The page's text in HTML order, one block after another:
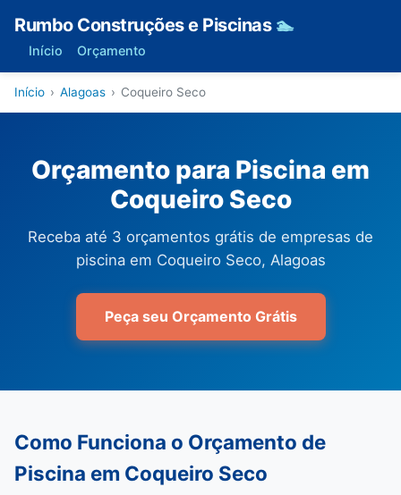
Rumbo Construções e Piscinas 🏊
Início Orçamento
Início › Alagoas › Coqueiro Seco
Orçamento para Piscina em
Coqueiro Seco
Receba até 3 orçamentos grátis de empresas de
piscina em Coqueiro Seco, Alagoas
Peça seu Orçamento Grátis
Como Funciona o Orçamento de
Piscina em Coqueiro Seco